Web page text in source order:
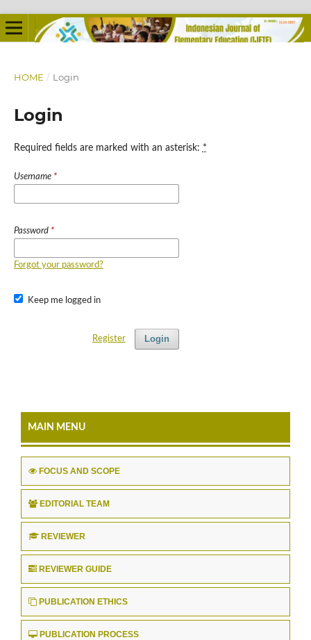
HOME / Login
Login
Required fields are marked with an asterisk: *
Username *
Password *
Forgot your password?
Keep me logged in
Login
Register
MAIN MENU
FOCUS AND SCOPE
EDITORIAL TEAM
REVIEWER
REVIEWER GUIDE
PUBLICATION ETHICS
PUBLICATION PROCESS